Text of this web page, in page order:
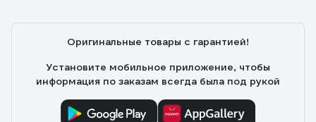
Оригинальные товары с гарантией!
Установите мобильное приложение, чтобы
информация по заказам всегда была под рукой